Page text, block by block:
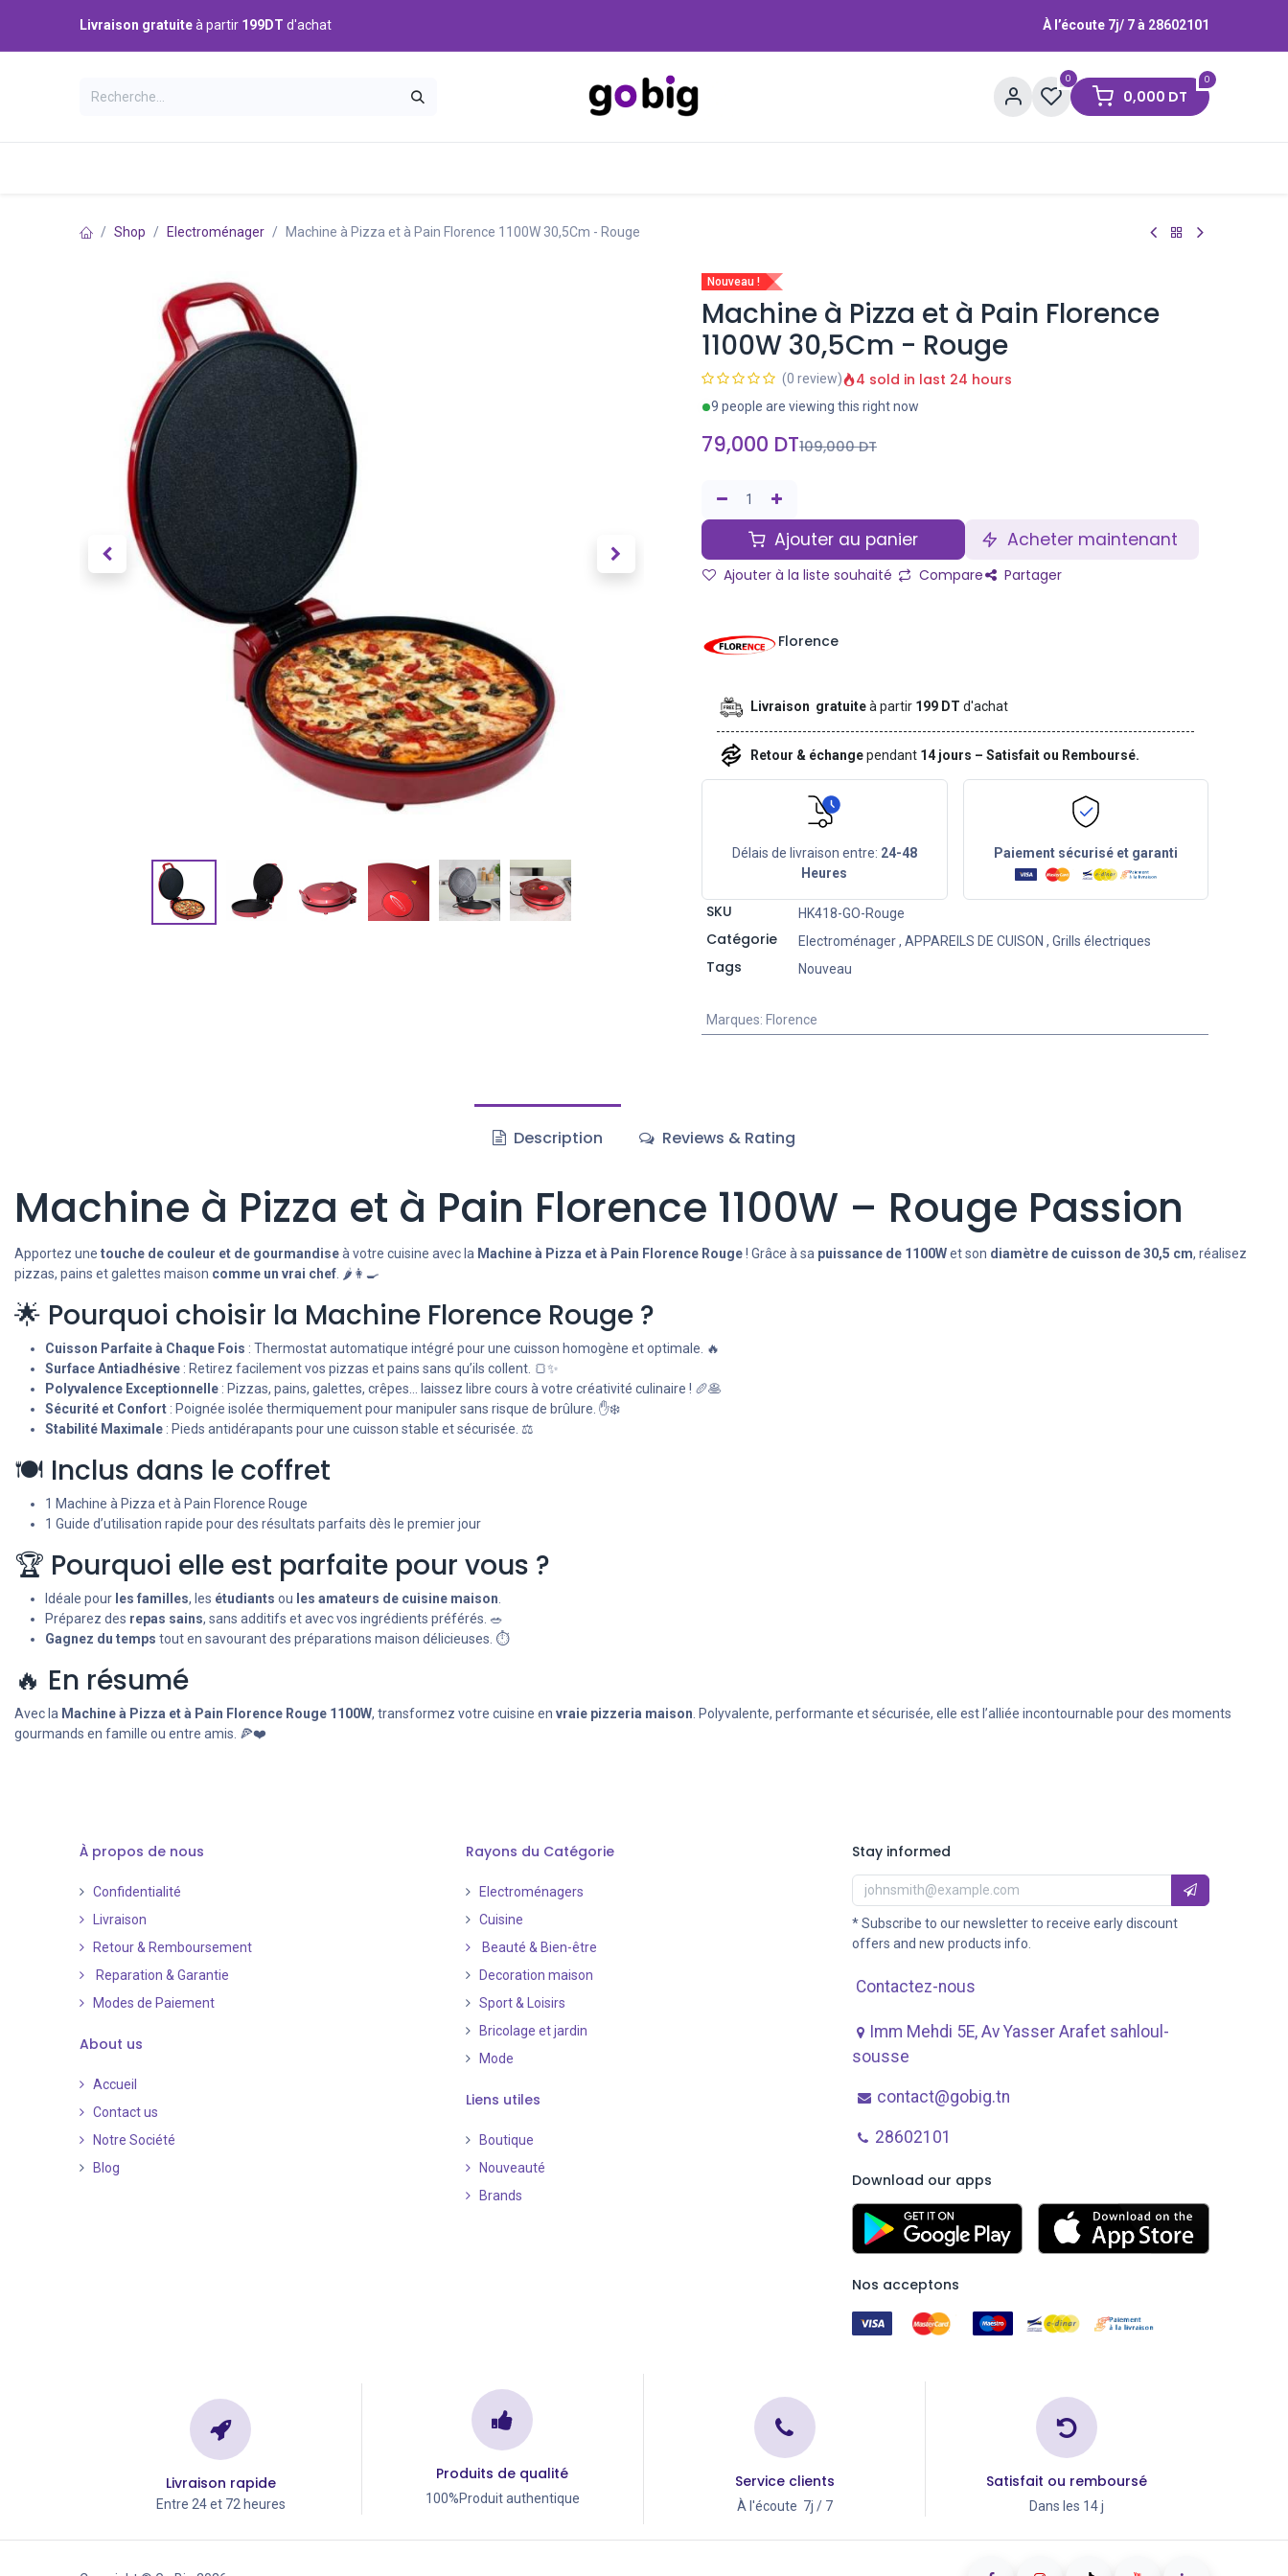
Livraison gratuiteà partir 199DT d'achat À l’écoute 7j/ 7 à 28602101
0 0
0,000 DT
Shop Electroménager Machine à Pizza et à Pain Florence 1100W 30,5Cm - Rouge
Nouveau !
Machine à Pizza et à Pain Florence
1100W 30,5Cm - Rouge
(0 review) 4 sold in last 24 hours
9 people are viewing this right now
79,000 DT109,000DT
Ajouter au panier Acheter maintenant
Ajouter à la liste souhaité Compare Partager
Florence
Livraison gratuiteà partir 199 DTd'achat
Retour & échangependant 14 jours – Satisfait ou Remboursé.
Délais de livraison entre: 24-48
Heures
Paiement sécurisé et garanti
SKU HK418-GO-Rouge
Catégorie Electroménager, APPAREILS DE CUISON , Grills électriques
Tags Nouveau
Marques: Florence
Description Reviews & Rating
Machine à Pizza et à Pain Florence 1100W – Rouge Passion
Apportez une touche de couleur et de gourmandiseà votre cuisine avec la Machine à Pizza et à Pain Florence Rouge! Grâce à sa puissance de 1100Wet son diamètre de cuisson de 30,5 cm, réalisez
pizzas, pains et galettes maison comme un vrai chef . 🌶️👩‍🍳
🌟 Pourquoi choisir la Machine Florence Rouge ?
Cuisson Parfaite à Chaque Fois : Thermostat automatique intégré pour une cuisson homogène et optimale. 🔥
Surface Antiadhésive : Retirez facilement vos pizzas et pains sans qu’ils collent. 🍞✨
Polyvalence Exceptionnelle : Pizzas, pains, galettes, crêpes… laissez libre cours à votre créativité culinaire ! 🥖🥞
Sécurité et Confort : Poignée isolée thermiquement pour manipuler sans risque de brûlure. ✋❄️
Stabilité Maximale : Pieds antidérapants pour une cuisson stable et sécurisée. ⚖️
🍽️ Inclus dans le coffret
1 Machine à Pizza et à Pain Florence Rouge
1 Guide d’utilisation rapide pour des résultats parfaits dès le premier jour
🏆 Pourquoi elle est parfaite pour vous ?
Idéale pour les familles, les étudiants ou les amateurs de cuisine maison
Préparez des repas sains, sans additifs et avec vos ingrédients préférés. 🥗
Gagnez du temps tout en savourant des préparations maison délicieuses. ⏱️
🔥 En résumé
Avec la Machine à Pizza et à Pain Florence Rouge 1100W, transformez votre cuisine en vraie pizzeria maison . Polyvalente, performante et sécurisée, elle est l’alliée incontournable pour des moments
gourmands en famille ou entre amis. 🍕❤️
À propos de nous
Confidentialité
Livraison
Retour & Remboursement
Reparation & Garantie
Modes de Paiement​
About us
Accueil
Contact us
Notre Société
Blog
Rayons du Catégorie
Electroménagers
Cuisine
Beauté & Bien-être
Decoration maison
Sport & Loisirs
Bricolage et jardin
Mode
Liens utiles
Boutique
Nouveauté
Brands
Stay informed
* Subscribe to our newsletter to receive early discount
offers and new products info.
Contactez-nous
Imm Mehdi 5E, Av ​Yasser Arafet sahloul-
sousse
contact@gobig.tn
28602101
Download our apps
Nos acceptons
Livraison rapide
Entre 24 et 72 heures
Produits de qualité
100%Produit authentique
Service clients
À l'écoute 7j / 7
Satisfait ou remboursé
Dans les 14 j